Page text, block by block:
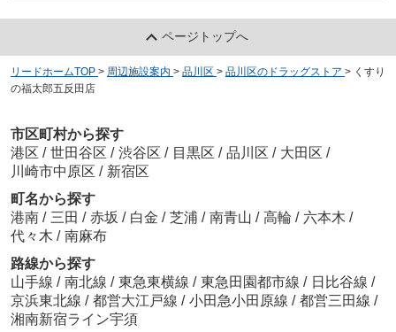
ページトップへ
リードホームTOP > 周辺施設案内 > 品川区 > 品川区のドラッグストア > くすり
の福太郎五反田店
市区町村から探す
港区 / 世田谷区 / 渋谷区 / 目黒区 / 品川区 / 大田区 /
川崎市中原区 / 新宿区
町名から探す
港南 / 三田 / 赤坂 / 白金 / 芝浦 / 南青山 / 高輪 / 六本木 /
代々木 / 南麻布
路線から探す
山手線 / 南北線 / 東急東横線 / 東急田園都市線 / 日比谷線 /
京浜東北線 / 都営大江戸線 / 小田急小田原線 / 都営三田線 /
湘南新宿ライン宇須